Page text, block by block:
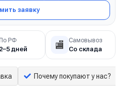
заявку
По РФ
2–5 дней 🏬 Самовывоз
Со склада
Почему покупают у нас?